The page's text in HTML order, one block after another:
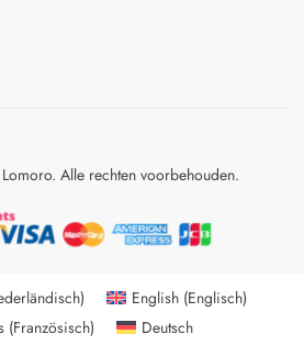
Alle rechten voorbehouden.
) English (Englisch)
(Französisch) Deutsch